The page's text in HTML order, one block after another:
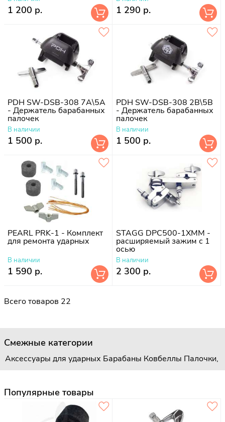
1 200 р. 1 290 р.
PDH SW-DSB-308 7A\5A
- Держатель барабанных
палочек
В наличии
1 500 р.
PDH SW-DSB-308 2B\5B
- Держатель барабанных
палочек
В наличии
1 500 р.
PEARL PRK-1 - Комплект
для ремонта ударных
В наличии
1 590 р.
STAGG DPC500-1XMM -
расширяемый зажим с 1
осью
В наличии
2 300 р.
Всего товаров 22
Смежные категории
Аксессуары для ударных Барабаны Ковбеллы Палочки,
Популярные товары